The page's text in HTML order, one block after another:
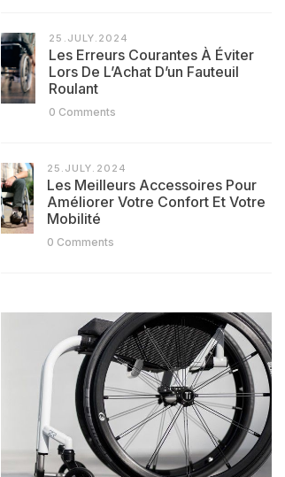
25.JULY.2024
Les Erreurs Courantes À Éviter
Lors De L’Achat D’un Fauteuil
Roulant
0 Comments
25.JULY.2024
Les Meilleurs Accessoires Pour
Améliorer Votre Confort Et Votre
Mobilité
0 Comments